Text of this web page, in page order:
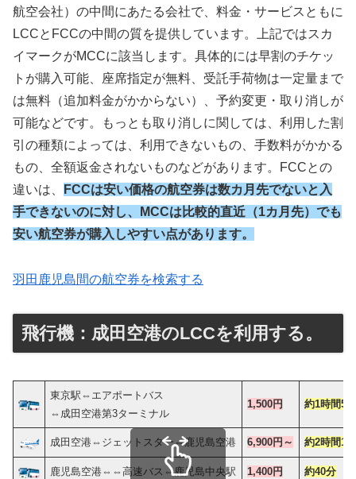
航空会社）の中間にあたる会社で、料金・サービスともに
LCCとFCCの中間の質を提供しています。上記ではスカ
イマークがMCCに該当します。具体的には早割のチケッ
トが購入可能、座席指定が無料、受託手荷物は一定量まで
は無料（追加料金がかからない）、予約変更・取り消しが
可能などです。もっとも取り消しに関しては、利用した割
引の種類によっては、利用できないもの、手数料がかかる
もの、全額返金されないものなどがあります。FCCとの
違いは、
FCCは安い価格の航空券は数カ月先でないと入
手できないのに対し、MCCは比較的直近（1カ月先）でも
安い航空券が購入しやすい点があります。
羽田鹿児島間の航空券を検索する
飛行機：成田空港のLCCを利用する。
東京駅⇔エアポートバス
⇔成田空港第3ターミナル
1,500円 約1時間5
成田空港⇔ジェットスター⇔鹿児島空港 6,900円～ 約2時間15
鹿児島空港⇔⇔高速バス⇔鹿児島中央駅 1,400円 約40分